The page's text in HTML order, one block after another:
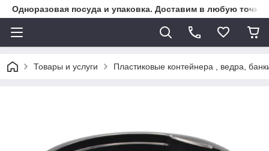
Одноразовая посуда и упаковка. Доставим в любую точку
Товары и услуги Пластиковые контейнера , ведра,